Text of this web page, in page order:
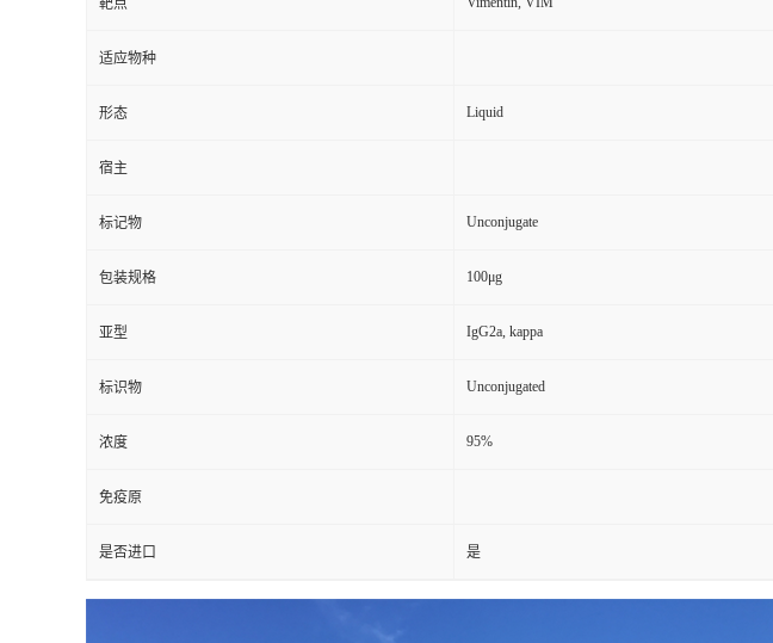
靶点
适应物种
形态 Liquid
宿主
标记物 Unconjugate
包装规格 100μg
亚型 IgG2a, kappa
标识物 Unconjugated
浓度 95%
免疫原
是否进口 是